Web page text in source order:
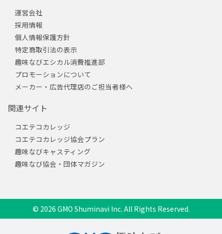
運営会社
採用情報
個人情報保護方針
特定商取引法の表示
趣味なびエシカル消費推進部
プロモーションについて
メーカー・広告代理店のご担当者様へ
関連サイト
コエテコカレッジ
コエテコカレッジ協会プラン
趣味なびキャスティング
趣味なび協会・団体マガジン
© 2026 GMO Shuminavi Inc. All Rights Reserved.